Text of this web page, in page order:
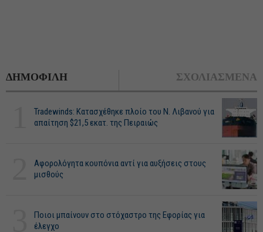
ΔΗΜΟΦΙΛΗ ΣΧΟΛΙΑΣΜΕΝΑ
Tradewinds: Κατασχέθηκε πλοίο του Ν. Λιβανού για
απαίτηση $21,5 εκατ. της Πειραιώς
Αφορολόγητα κουπόνια αντί για αυξήσεις στους
μισθούς
Ποιοι μπαίνουν στο στόχαστρο της Εφορίας για
έλεγχο